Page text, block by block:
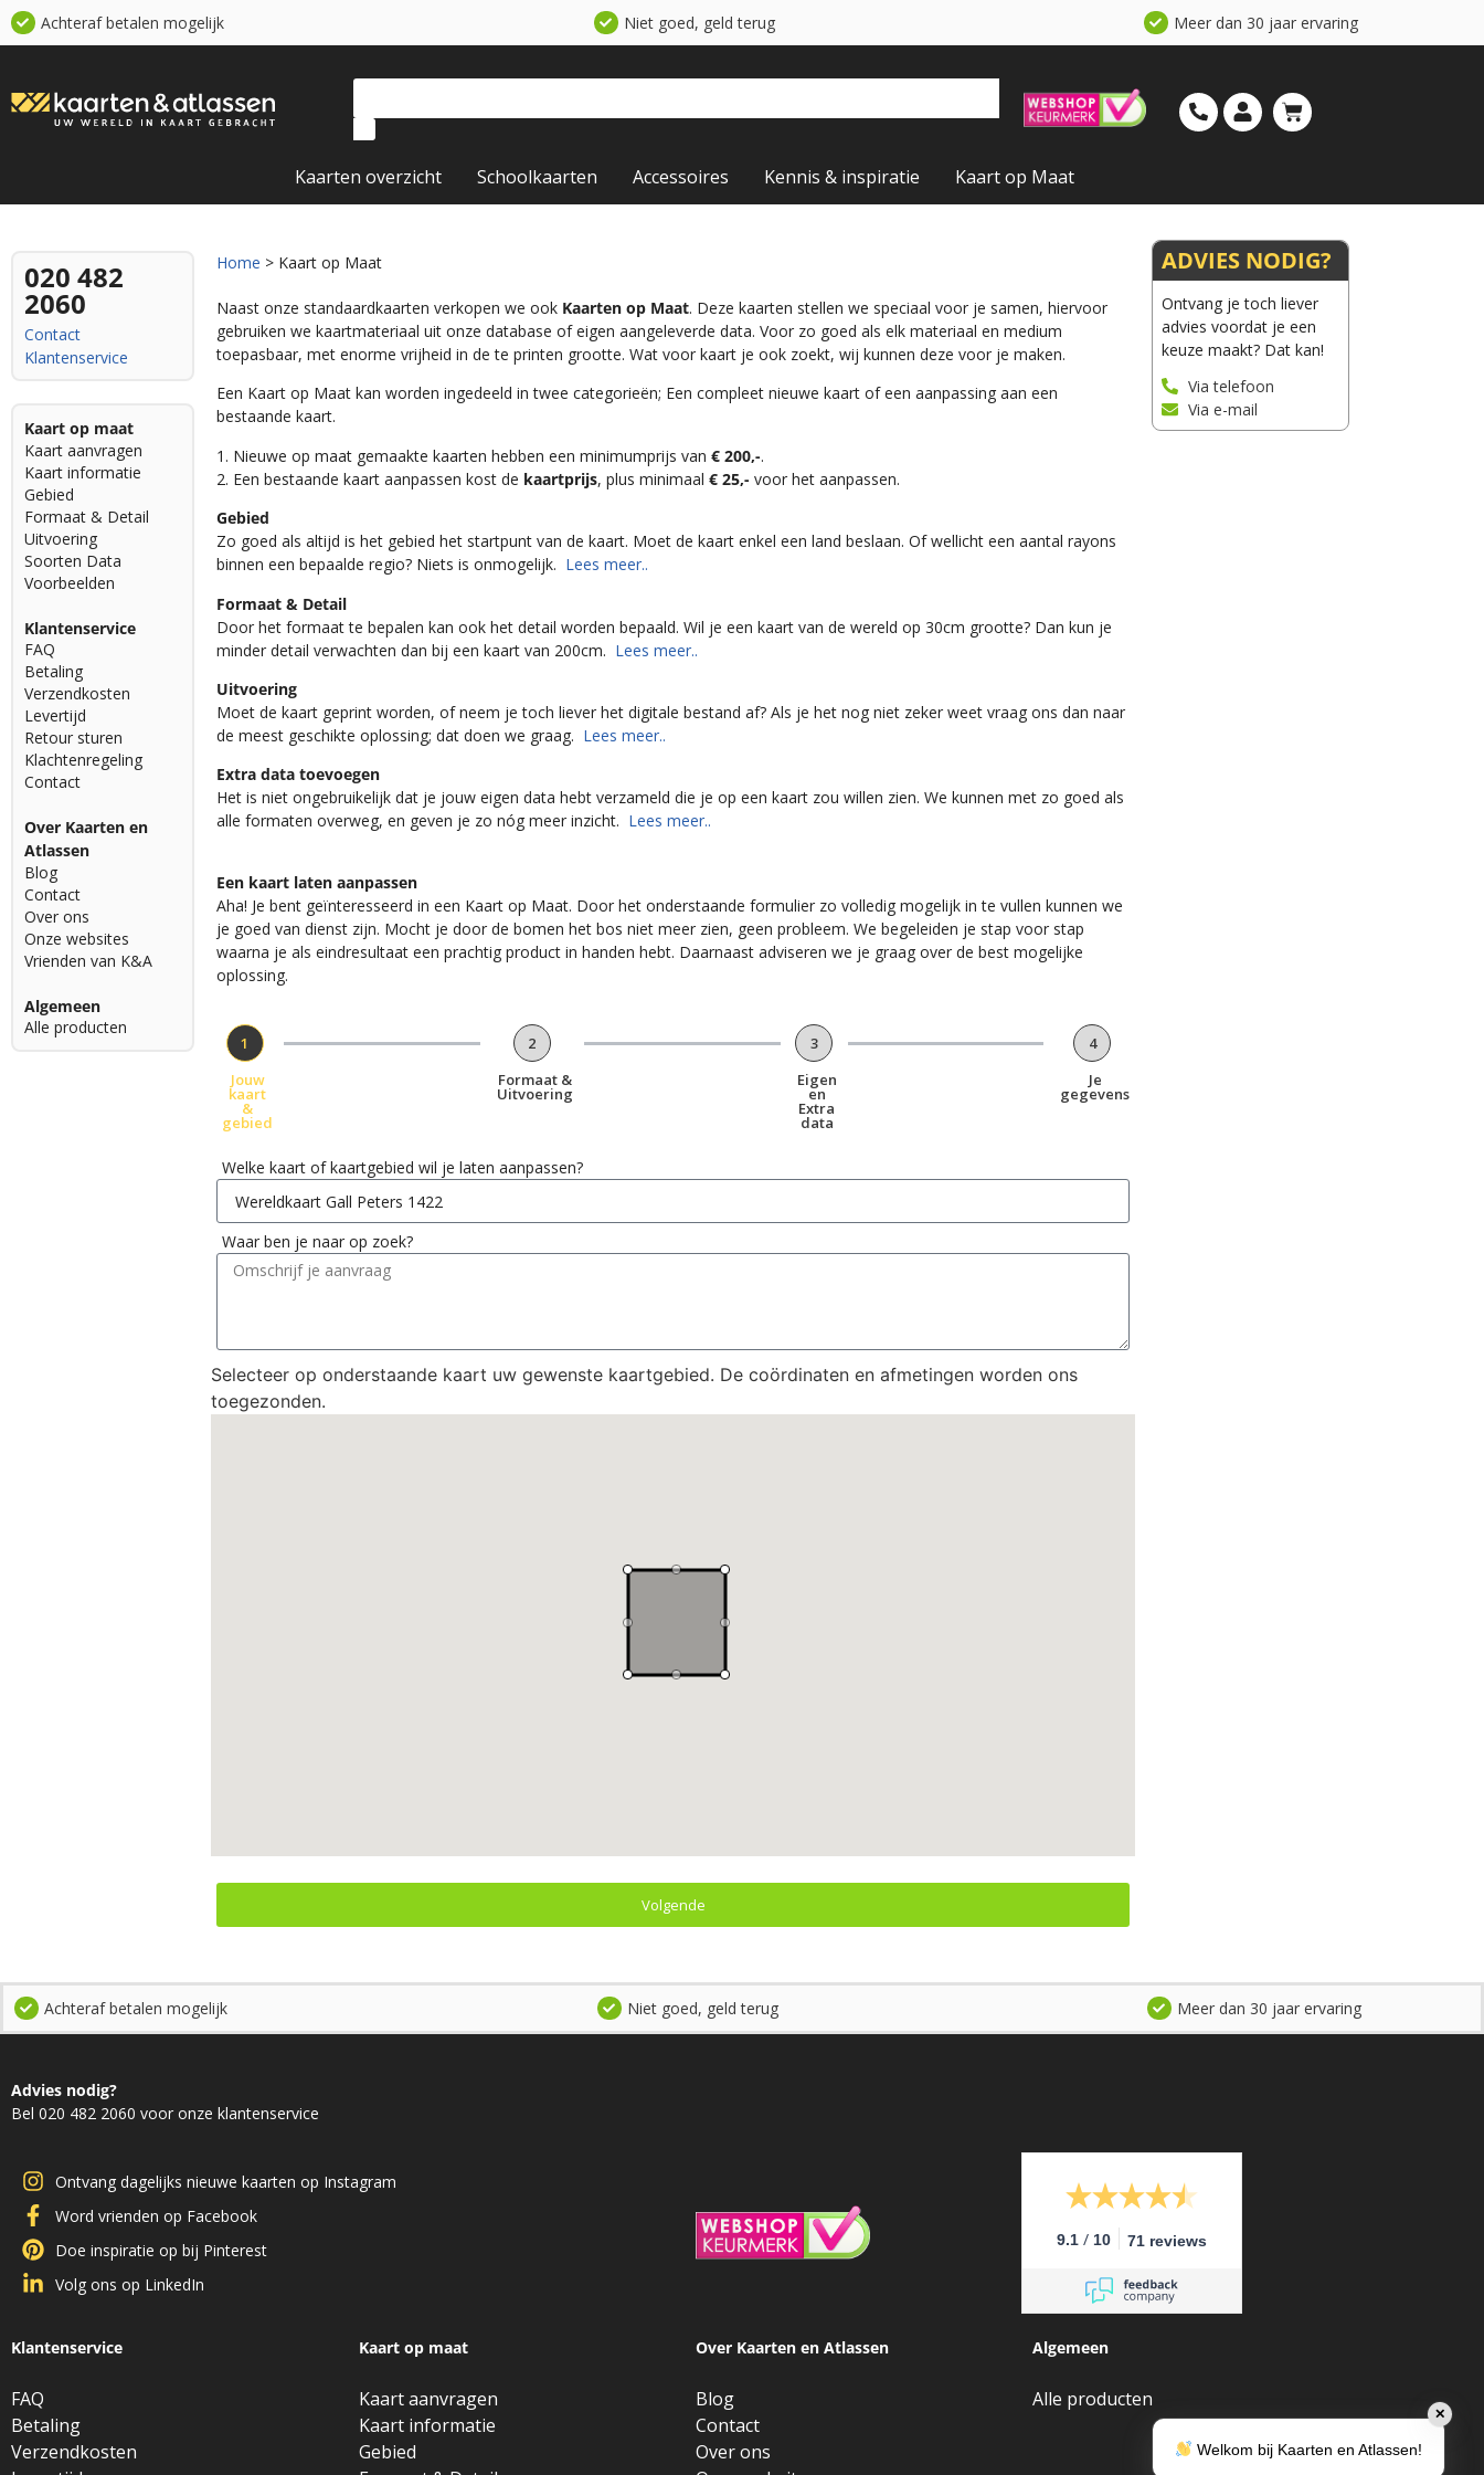
Achteraf betalen mogelijk Niet goed, geld terug Meer dan 30 jaar ervaring
Kaarten overzicht Schoolkaarten Accessoires Kennis & inspiratie Kaart op Maat
020 482
2060
Contact
Klantenservice
Kaart op maat
Kaart aanvragen
Kaart informatie
Gebied
Formaat & Detail
Uitvoering
Soorten Data
Voorbeelden
Klantenservice
FAQ
Betaling
Verzendkosten
Levertijd
Retour sturen
Klachtenregeling
Contact
Over Kaarten en
Atlassen
Blog
Contact
Over ons
Onze websites
Vrienden van K&A
Algemeen
Alle producten
Home > Kaart op Maat
Naast onze standaardkaarten verkopen we ook Kaarten op Maat. Deze kaarten stellen we speciaal voor je samen, hiervoor
gebruiken we kaartmateriaal uit onze database of eigen aangeleverde data. Voor zo goed als elk materiaal en medium
toepasbaar, met enorme vrijheid in de te printen grootte. Wat voor kaart je ook zoekt, wij kunnen deze voor je maken.
Een Kaart op Maat kan worden ingedeeld in twee categorieën; Een compleet nieuwe kaart of een aanpassing aan een
bestaande kaart.
1. Nieuwe op maat gemaakte kaarten hebben een minimumprijs van € 200,-.
2. Een bestaande kaart aanpassen kost de kaartprijs, plus minimaal € 25,- voor het aanpassen.
Gebied
Zo goed als altijd is het gebied het startpunt van de kaart. Moet de kaart enkel een land beslaan. Of wellicht een aantal rayons
binnen een bepaalde regio? Niets is onmogelijk. Lees meer..
Formaat & Detail
Door het formaat te bepalen kan ook het detail worden bepaald. Wil je een kaart van de wereld op 30cm grootte? Dan kun je
minder detail verwachten dan bij een kaart van 200cm. Lees meer..
Uitvoering
Moet de kaart geprint worden, of neem je toch liever het digitale bestand af? Als je het nog niet zeker weet vraag ons dan naar
de meest geschikte oplossing; dat doen we graag. Lees meer..
Extra data toevoegen
Het is niet ongebruikelijk dat je jouw eigen data hebt verzameld die je op een kaart zou willen zien. We kunnen met zo goed als
alle formaten overweg, en geven je zo nóg meer inzicht. Lees meer..
Een kaart laten aanpassen
Aha! Je bent geïnteresseerd in een Kaart op Maat. Door het onderstaande formulier zo volledig mogelijk in te vullen kunnen we
je goed van dienst zijn. Mocht je door de bomen het bos niet meer zien, geen probleem. We begeleiden je stap voor stap
waarna je als eindresultaat een prachtig product in handen hebt. Daarnaast adviseren we je graag over de best mogelijke
oplossing.
1
Jouw
kaart
&
gebied
2
Formaat &
Uitvoering
3
Eigen
en
Extra
data
4
Je
gegevens
Welke kaart of kaartgebied wil je laten aanpassen?
Waar ben je naar op zoek?
Selecteer op onderstaande kaart uw gewenste kaartgebied. De coördinaten en afmetingen worden ons
toegezonden.
Volgende
ADVIES NODIG?
Ontvang je toch liever
advies voordat je een
keuze maakt? Dat kan!
Via telefoon
Via e-mail
Achteraf betalen mogelijk Niet goed, geld terug Meer dan 30 jaar ervaring
Advies nodig?
Bel 020 482 2060 voor onze klantenservice
Ontvang dagelijks nieuwe kaarten op Instagram
Word vrienden op Facebook
Doe inspiratie op bij Pinterest
Volg ons op LinkedIn
9.1 / 10 71 reviews
Klantenservice
FAQ
Betaling
Verzendkosten
Kaart op maat
Kaart aanvragen
Kaart informatie
Gebied
Over Kaarten en Atlassen
Blog
Contact
Over ons
Algemeen
Alle producten
✕
Welkom bij Kaarten en Atlassen!